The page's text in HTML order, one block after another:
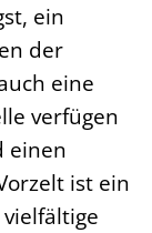
ein
der
eine
verfügen
einen
ist ein